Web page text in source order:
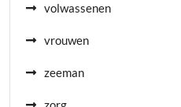
volwassenen
vrouwen
zeeman